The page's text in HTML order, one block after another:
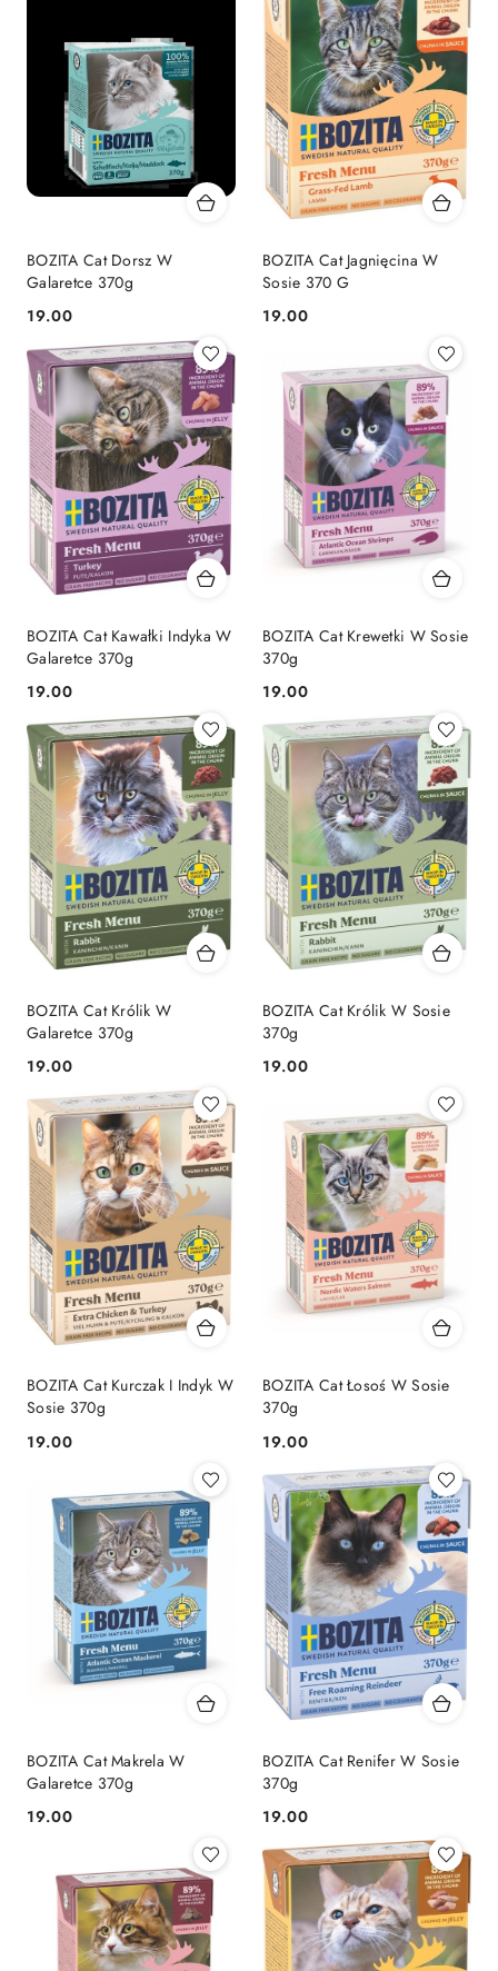
BOZITA Cat Dorsz W
Galaretce 370g
Cena:
19.00
BOZITA Cat Jagnięcina W
Sosie 370 G
Cena:
19.00
BOZITA Cat Kawałki Indyka W
Galaretce 370g
Cena:
19.00
BOZITA Cat Krewetki W Sosie
370g
Cena:
19.00
BOZITA Cat Królik W
Galaretce 370g
Cena:
19.00
BOZITA Cat Królik W Sosie
370g
Cena:
19.00
BOZITA Cat Kurczak I Indyk W
Sosie 370g
Cena:
19.00
BOZITA Cat Łosoś W Sosie
370g
Cena:
19.00
BOZITA Cat Makrela W
Galaretce 370g
Cena:
19.00
BOZITA Cat Renifer W Sosie
370g
Cena:
19.00